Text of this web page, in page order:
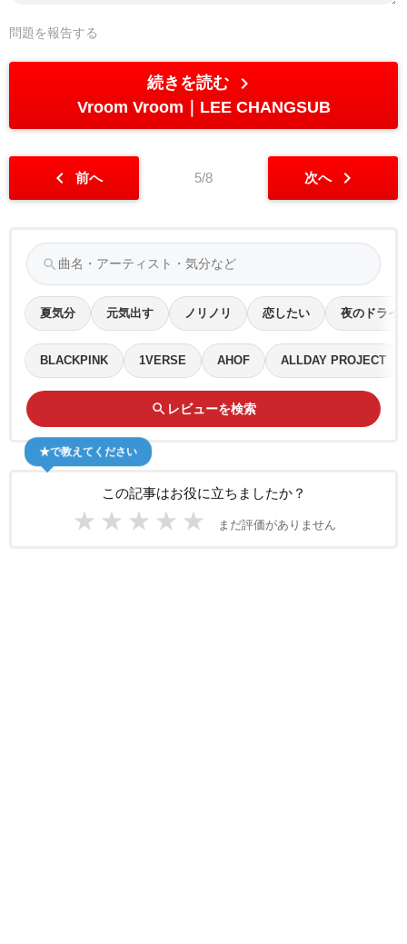
問題を報告する
続きを読む chevron_right
Vroom Vroom LEE CHANGSUB
chevron_left 前へ 5/8 次へ chevron_right
search
夏気分 元気出す ノリノリ 恋したい 夜のドライ
BLACKPINK 1VERSE AHOF ALLDAY PROJECT
search レビューを検索
この記事はお役に立ちましたか？
★ ★ ★ ★ ★ まだ評価がありません
★で教えてください